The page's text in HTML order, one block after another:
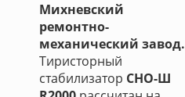
Михневский
ремонтно-
механический завод.
Тиристорный
стабилизатор СНО-Ш